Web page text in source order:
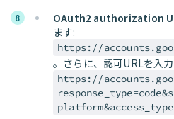
8 OAuth2 authorization
ます:
https://
。さらに、認可URLを入
https://